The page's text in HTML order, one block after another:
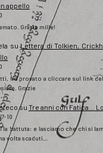
appello
Grazie mille!
suLettera di Tolkien,
ho provato a cliccare sul link
Grazie
su Tre anni con Fatica…
10
la battuta: e lasciamo che chi si
volta scaduti…